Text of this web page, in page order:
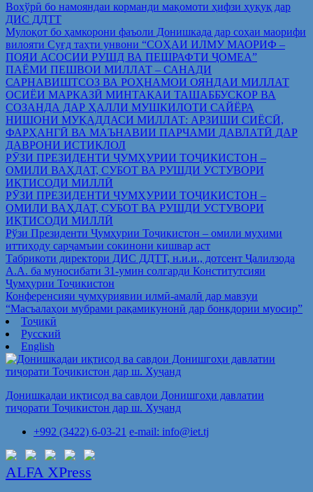
Вохўрӣ бо намояндаи корманди мақомоти ҳифзи ҳуқуқ дар
ДИС ДДТТ
Мулоқот бо ҳамкорони фаъоли Донишкада дар соҳаи маорифи
вилояти Суғд таҳти унвони “СОҲАИ ИЛМУ МАОРИФ –
ПОЯИ АСОСИИ РУШД ВА ПЕШРАФТИ ҶОМЕА”
ПАЁМИ ПЕШВОИ МИЛЛАТ – САНАДИ
САРНАВИШТСОЗ ВА РОҲНАМОИ ОЯНДАИ МИЛЛАТ
ОСИЁИ МАРКАЗӢ МИНТАҚАИ ТАШАББУСКОР ВА
СОЗАНДА ДАР ҲАЛЛИ МУШКИЛОТИ САЙЁРА
НИШОНИ МУҚАДДАСИ МИЛЛАТ: АРЗИШИ СИЁСӢ,
ФАРҲАНГӢ ВА МАЪНАВИИ ПАРЧАМИ ДАВЛАТӢ ДАР
ДАВРОНИ ИСТИҚЛОЛ
РӮЗИ ПРЕЗИДЕНТИ ҶУМҲУРИИ ТОҶИКИСТОН –
ОМИЛИ ВАҲДАТ, СУБОТ ВА РУШДИ УСТУВОРИ
ИҚТИСОДИ МИЛЛӢ
РӮЗИ ПРЕЗИДЕНТИ ҶУМҲУРИИ ТОҶИКИСТОН –
ОМИЛИ ВАҲДАТ, СУБОТ ВА РУШДИ УСТУВОРИ
ИҚТИСОДИ МИЛЛӢ
Рўзи Президенти Ҷумҳурии Тоҷикистон – омили муҳими
иттиҳоду сарҷамъии сокинони кишвар аст
Табрикоти директори ДИС ДДТТ, н.и.и., дотсент Ҷалилзода
А.А. ба муносибати 31-умин солгарди Конститутсияи
Ҷумҳурии Тоҷикистон
Конференсияи ҷумҳуриявии илмӣ-амалӣ дар мавзуи
“Масъалаҳои мубрами рақамикунонӣ дар бонкдории муосир”
Тоҷикӣ
Русский
English
Донишкадаи иқтисод ва савдои Донишгоҳи давлатии
тиҷорати Тоҷикистон дар ш. Хуҷанд
+992 (3422) 6-03-21 e-mail: info@iet.tj
ALFA XPress